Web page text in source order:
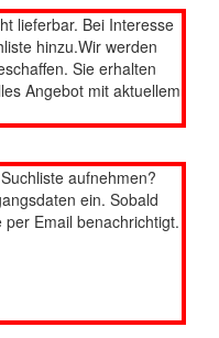
lieferbar. Bei Interesse
hinzu.Wir werden
Sie erhalten
Angebot mit aktuellem
aufnehmen?
ein. Sobald
Email benachrichtigt.